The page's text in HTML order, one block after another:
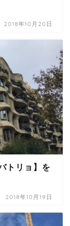
2018年10月20日
トリョ】を
2018年10月19日